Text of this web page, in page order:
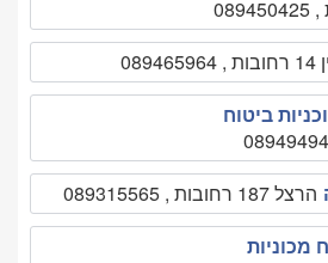
ביטוח
הרצל 187 רחובות , 089315565
מכוניות